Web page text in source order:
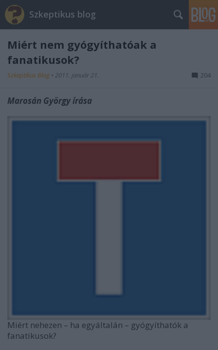
Szkeptikus blog
Miért nem gyógyíthatóak a
fanatikusok?
Szkeptikus Blog • 2011. január 21. 204
Marosán György írása
Miért nehezen – ha egyáltalán – gyógyíthatók a
fanatikusok?